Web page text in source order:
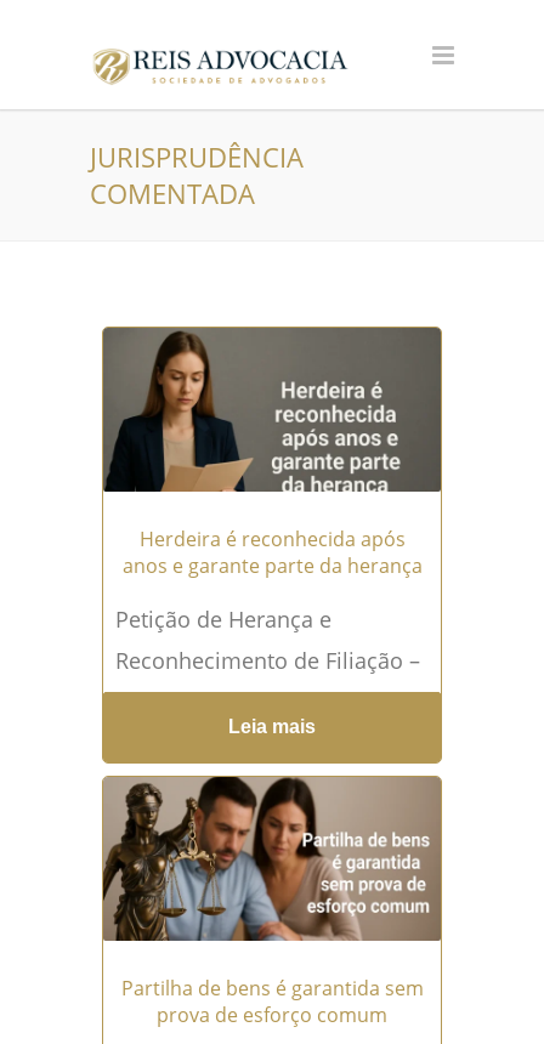
JURISPRUDÊNCIA
COMENTADA
Herdeira é reconhecida após
anos e garante parte da herança
Petição de Herança e
Reconhecimento de Filiação –
Jurisprudência Comentada TJ-
SP Ementa "Apelação.
Anulação de partilha c.c.
petição de herança. Prazo
prescricional...Leia mais →
Leia mais
Partilha de bens é garantida sem
prova de esforço comum